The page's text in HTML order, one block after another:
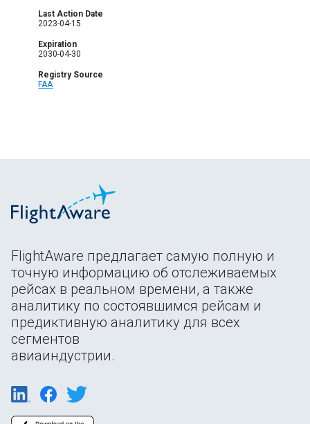
Last Action Date
2023-04-15
Expiration
2030-04-30
Registry Source
FAA
FlightAware предлагает самую полную и
точную информацию об отслеживаемых
рейсах в реальном времени, а также
аналитику по состоявшимся рейсам и
предиктивную аналитику для всех
сегментов
авиаиндустрии.